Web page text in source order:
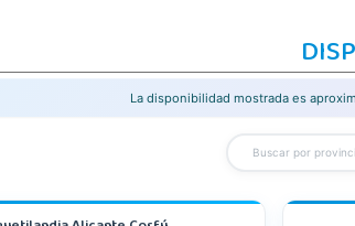
La disponibilidad mostrada es